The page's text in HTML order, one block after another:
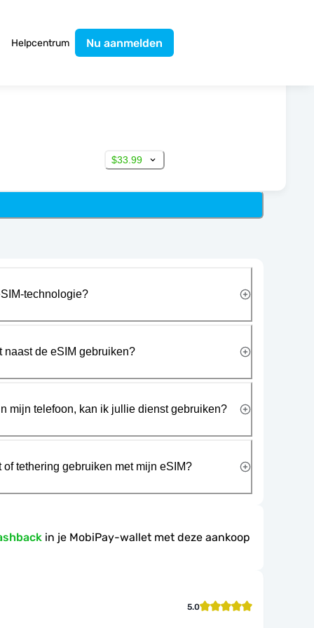
Helpcentrum Nu aanmelden
$33.99
technologie?
de eSIM gebruiken?
mijn telefoon, kan ik jullie dienst gebruiken?
tethering gebruiken met mijn eSIM?
in je MobiPay-wallet met deze aankoop
5.0